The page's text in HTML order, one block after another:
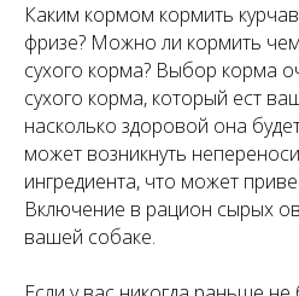
Каким кормом кормить
фризе? Можно ли кормить
сухого корма? Выбор корма
сухого корма, который ест
насколько здоровой она
может возникнуть
ингредиента, что может
Включение в рацион сырых
вашей собаке.